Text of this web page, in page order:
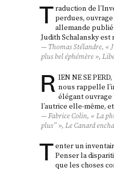
T raduction de
perdues, ouvrage
allemande publié
Judith Schalansky est
Thomas Stélandre, «
plus bel éphémère »,
R IEN NE SE
nous rappelle
élégant ouvrage
l’autrice elle-même,
Fabrice Colin, « La
plus” »,Le Canard
T enter un
Penser la
que les choses